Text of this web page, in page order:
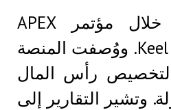
أطلقت سولانا، خلال مؤتمر APEX
سنغافورة، منصة Keel. ووُصفت المنصة
لتخصيص رأس المال
وتشير التقارير إلى